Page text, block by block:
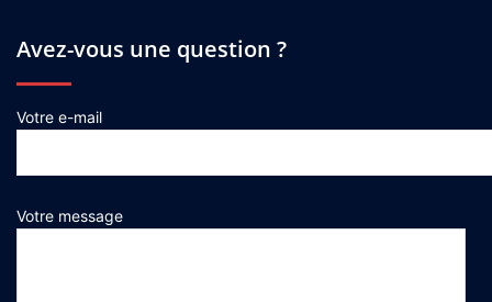
Avez-vous une question ?
Votre e-mail
Votre message